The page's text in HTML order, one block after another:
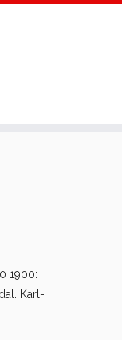
1900:
Karl-